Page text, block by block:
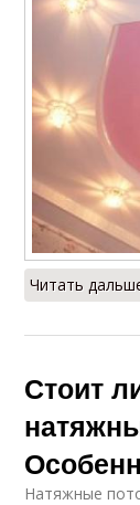
Читать
Стоит
Натяжные